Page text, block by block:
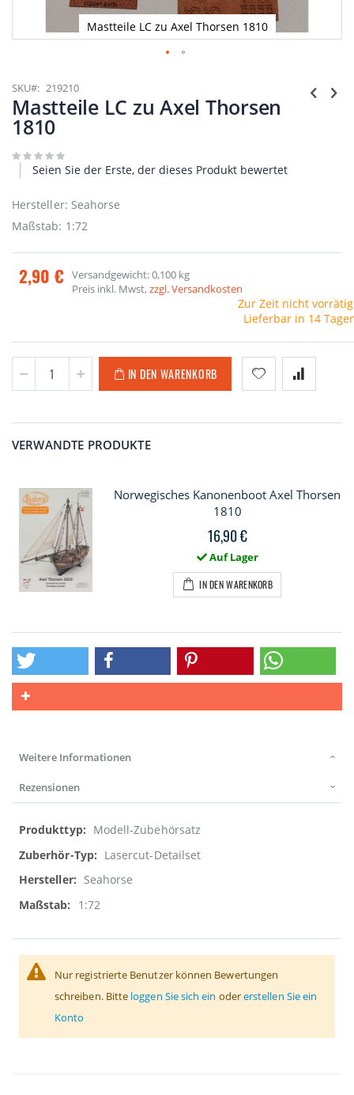
Mastteile LC zu Axel Thorsen 1810
Anfang
der
Bildgalerie
springen
SKU 219210
Mastteile LC zu Axel Thorsen
1810
Seien Sie der Erste, der dieses Produkt bewertet
Hersteller: Seahorse
Maßstab: 1:72
2,90 € Versandgewicht: 0,100 kg
Preis inkl. Mwst,zzgl. Versandkosten
Zur Zeit nicht
Lieferbar in 14
IN DEN WARENKORB
VERWANDTE PRODUKTE
Norwegisches Kanonenboot Axel Thorsen
1810
16,90 €
Auf Lager
IN DEN WARENKORB
Weitere Informationen
Rezensionen
Weitere
Informationen
Modell-Zubehörsatz
Lasercut-Detailset
Seahorse
1:72
Nur registrierte Benutzer können Bewertungen
schreiben. Bitte loggen Sie sich ein odererstellen Sie ein
Konto